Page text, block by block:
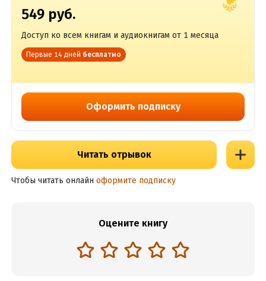
549 руб.
Доступ ко всем книгам и аудиокнигам от 1 месяца
Первые 14 дней бесплатно
Оформить подписку
Читать отрывок
Чтобы читать онлайн оформите подписку
Оцените книгу